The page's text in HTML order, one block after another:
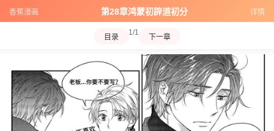
香蕉漫画 第28章鸿蒙初辟道初分 详情
目录
1/1
下一章